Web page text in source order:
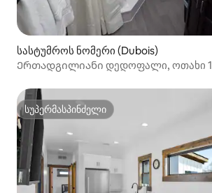
სასტუმროს ნომერი (Dubois)
Ერთადგილიანი დედოფალი, ოთახი 1
სუპერმასპინძელი
სუპერმასპინძელი